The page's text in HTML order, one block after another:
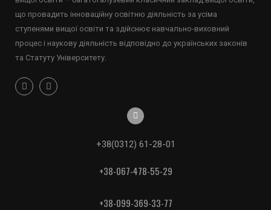
що провадить інноваційну освітню діяльність за усіма
ступенями вищої освіти та здійснює навчально-виховний
процес і наукову діяльність відповідно до українських законів
та Статуту Університету.
+38(0312) 61-28-01
+38-067-478-55-29
+38-099-369-33-77